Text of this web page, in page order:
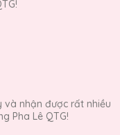
và nhận được rất nhiều
Pha Lê QTG!